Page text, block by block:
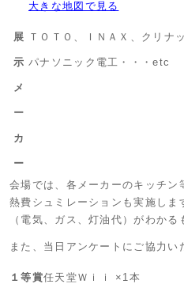
大きな地図で見る
展
示
メ
ー
カ
ー
ＴＯＴＯ、ＩＮＡＸ、クリナ
パナソニック電工・・・etc
会場では、各メーカーのキッチン
熱費シュミレーションも実施しま
（電気、ガス、灯油代）がわかる
また、当日アンケートにご協力い
１等賞任天堂Ｗｉｉ ×1本